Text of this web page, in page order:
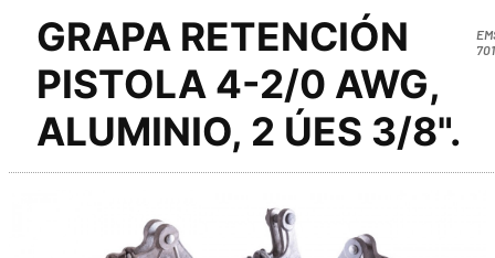
GRAPA RETENCIÓN
PISTOLA 4-2/0 AWG,
ALUMINIO, 2 ÚES 3/8".
701